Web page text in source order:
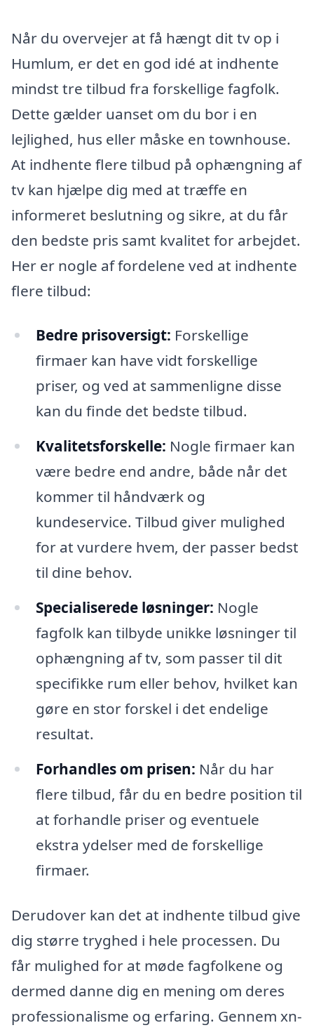
Når du overvejer at få hængt dit tv op i
Humlum, er det en god idé at indhente
mindst tre tilbud fra forskellige fagfolk.
Dette gælder uanset om du bor i en
lejlighed, hus eller måske en townhouse.
At indhente flere tilbud på ophængning af
tv kan hjælpe dig med at træffe en
informeret beslutning og sikre, at du får
den bedste pris samt kvalitet for arbejdet.
Her er nogle af fordelene ved at indhente
flere tilbud:
Bedre prisoversigt: Forskellige
firmaer kan have vidt forskellige
priser, og ved at sammenligne disse
kan du finde det bedste tilbud.
Kvalitetsforskelle: Nogle firmaer kan
være bedre end andre, både når det
kommer til håndværk og
kundeservice. Tilbud giver mulighed
for at vurdere hvem, der passer bedst
til dine behov.
Specialiserede løsninger: Nogle
fagfolk kan tilbyde unikke løsninger til
ophængning af tv, som passer til dit
specifikke rum eller behov, hvilket kan
gøre en stor forskel i det endelige
resultat.
Forhandles om prisen: Når du har
flere tilbud, får du en bedre position til
at forhandle priser og eventuele
ekstra ydelser med de forskellige
firmaer.
Derudover kan det at indhente tilbud give
dig større tryghed i hele processen. Du
får mulighed for at møde fagfolkene og
dermed danne dig en mening om deres
professionalisme og erfaring. Gennem xn-